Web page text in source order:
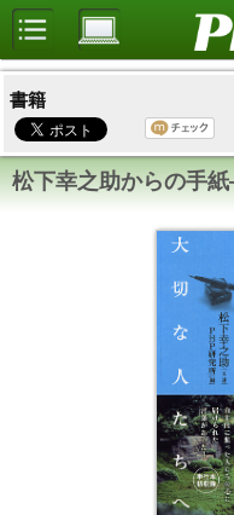
書籍
松下幸之助からの手